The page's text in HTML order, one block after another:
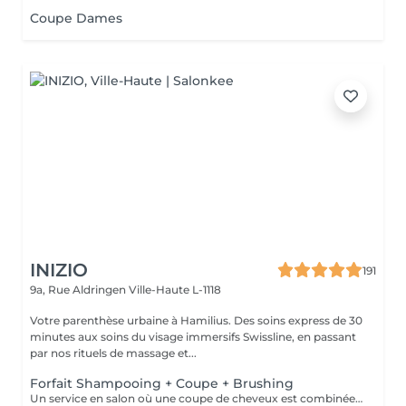
Coupe Dames
INIZIO
191
9a, Rue Aldringen Ville-Haute L-1118
Votre parenthèse urbaine à Hamilius. Des soins express de 30
minutes aux soins du visage immersifs Swissline, en passant
par nos rituels de massage et...
Forfait Shampooing + Coupe + Brushing
Un service en salon où une coupe de cheveux est combinée avec un brushing professionnel. Cela inclut la coupe des cheveux selon la forme et la longueur désirées, suivie du séchage et du coiffage à l'aide d'un sèche-cheveux et d'une brosse pour obtenir une finition lisse et soignée. Cheveux courts : jusqu'à la nuque Cheveux mi-longs : jusqu'aux épaules Cheveux longs : en dessous des épaules Cheveux très longs : jusqu'au milieu du dos